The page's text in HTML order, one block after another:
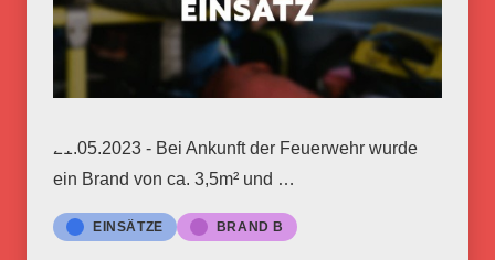
21.05.2023 - Bei Ankunft der Feuerwehr wurde
ein Brand von ca. 3,5m² und …
EINSÄTZE BRAND B